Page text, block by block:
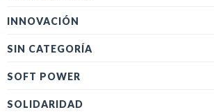
INNOVACIÓN
SIN CATEGORÍA
SOFT POWER
SOLIDARIDAD